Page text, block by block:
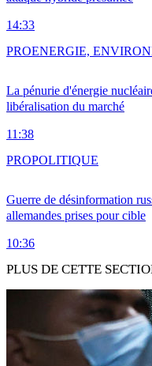
14:33
La pénurie d'énergie
libéralisation du marché
11:38
PROENERGIE,
Guerre de désinformation
allemandes prises pour cible
10:36
PROPOLITIQUE
PLUS DE CETTE